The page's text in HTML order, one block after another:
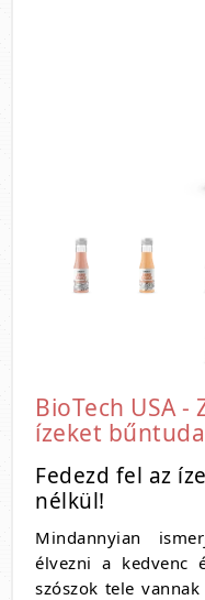
BioTech USA -
ízeket
Fedezd fel az
nélkül!
Mindannyian
élvezni a kedvenc
szószok tele